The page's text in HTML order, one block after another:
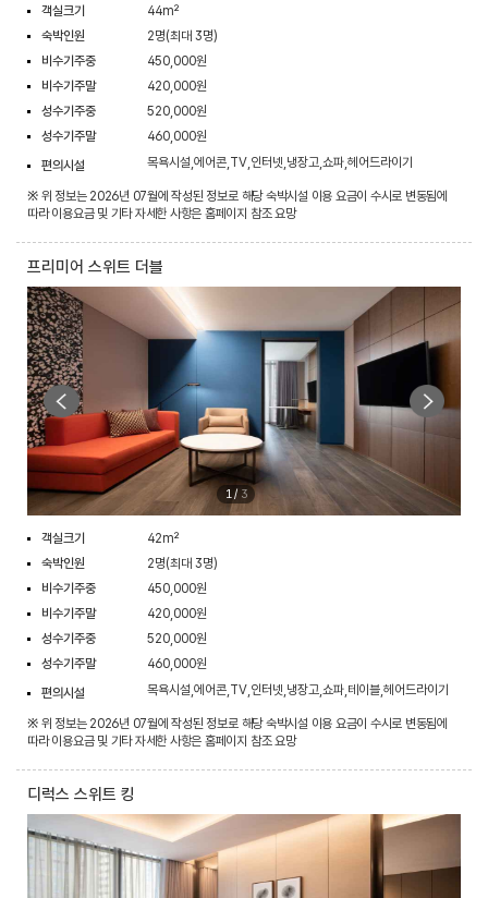
객실크기
44m²
숙박인원
2명(최대 3명)
비수기주중
450,000원
비수기주말
420,000원
성수기주중
520,000원
성수기주말
460,000원
편의시설
목욕시설,에어콘,TV,인터넷,냉장고,쇼파,헤어드라이기
※ 위 정보는 2026년 07월에 작성된 정보로 해당 숙박시설 이용 요금이 수시로 변동됨에
따라 이용요금 및 기타 자세한 사항은 홈페이지 참조 요망
프리미어 스위트 더블
1 / 3
객실크기
42m²
숙박인원
2명(최대 3명)
비수기주중
450,000원
비수기주말
420,000원
성수기주중
520,000원
성수기주말
460,000원
편의시설
목욕시설,에어콘,TV,인터넷,냉장고,쇼파,테이블,헤어드라이기
※ 위 정보는 2026년 07월에 작성된 정보로 해당 숙박시설 이용 요금이 수시로 변동됨에
따라 이용요금 및 기타 자세한 사항은 홈페이지 참조 요망
디럭스 스위트 킹